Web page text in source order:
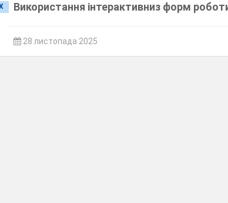
Використання інтерактивниз форм
28 листопада 2025